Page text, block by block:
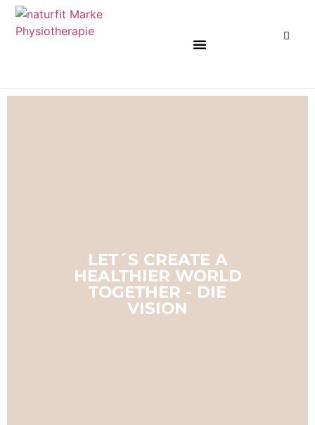
LET´S CREATE A
HEALTHIER WORLD
TOGETHER - DIE
VISION